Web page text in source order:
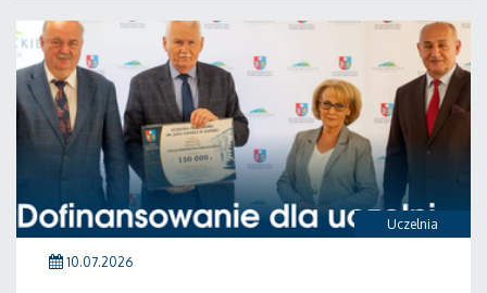
Uczelnia
10.07.2026